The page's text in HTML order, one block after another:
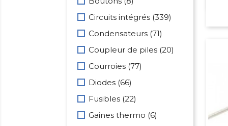
Circuits intégrés (339)
Condensateurs (71)
Coupleur de piles (20)
Courroies (77)
Diodes (66)
Fusibles (22)
Gaines thermo (6)